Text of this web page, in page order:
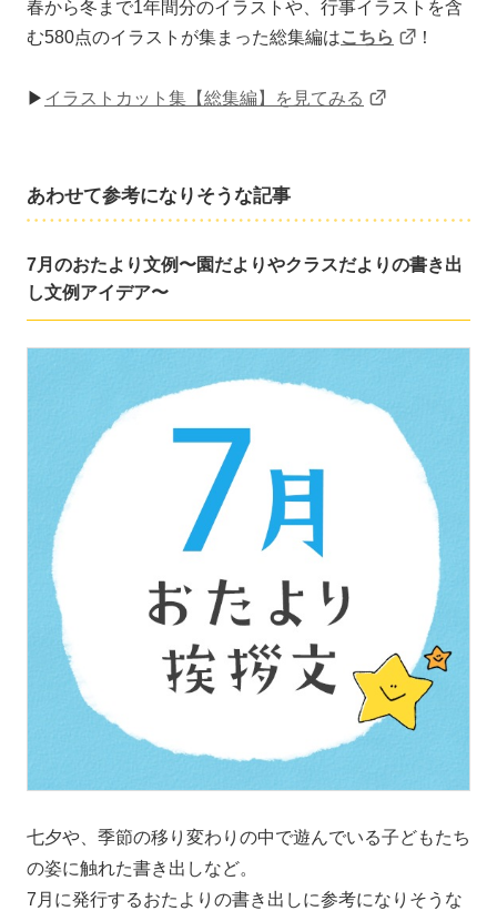
春から冬まで1年間分のイラストや、行事イラストを含
む580点のイラストが集まった総集編はこちら ！
▶ イラストカット集【総集編】を見てみる
あわせて参考になりそうな記事
7月のおたより文例〜園だよりやクラスだよりの書き出
し文例アイデア〜
七夕や、季節の移り変わりの中で遊んでいる子どもたち
の姿に触れた書き出しなど。
7月に発行するおたよりの書き出しに参考になりそうな